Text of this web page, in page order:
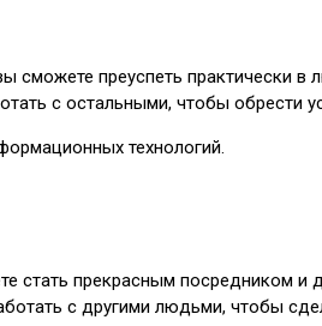
сможете преуспеть практически
с остальными, чтобы обрести
технологий.
стать прекрасным посредником
с другими людьми, чтобы